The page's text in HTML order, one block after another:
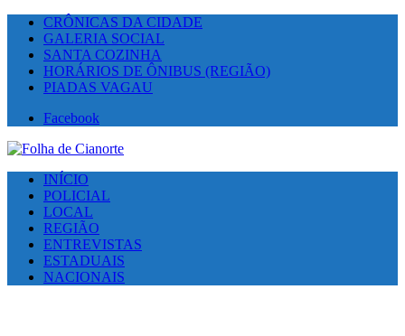
CRÔNICAS DA CIDADE
GALERIA SOCIAL
SANTA COZINHA
HORÁRIOS DE ÔNIBUS (REGIÃO)
PIADAS VAGAU
Facebook
INÍCIO
POLICIAL
LOCAL
REGIÃO
ENTREVISTAS
ESTADUAIS
NACIONAIS